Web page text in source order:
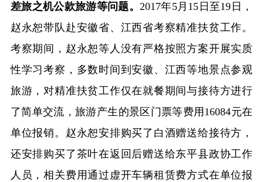
差旅之机公款旅游等问题。2017年5月 15 日至19 日，
赵永恕带队赴安徽省、江西省考察精准扶贫工作。
考察期间，赵永恕等人没有严格按照方案开展实质
性学习考察，多数时间到安徽、江西等地景点参观
旅游，对精准扶贫工作仅在就餐期间与接待方进行
了简单交流，旅游产生的景区门票等费用 16084元在
单位报销。赵永恕安排购买了白酒赠送给接待方，
还安排购买了茶叶在返回后赠送给东平县政协工作
人员，相关费用通过虚开车辆租赁费方式在单位报